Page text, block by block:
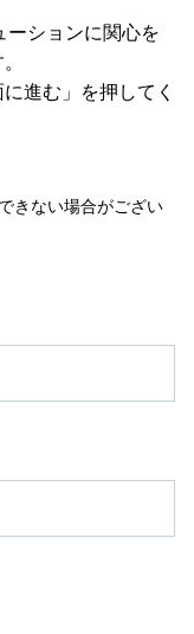
ーションに関心を
進む」を押してく
きない場合がござい